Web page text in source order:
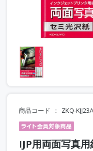
商品コード ZKQ-
IJP用両面写真